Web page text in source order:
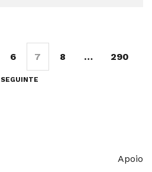
6 7 8 … 290
SEGUINTE
Apoio